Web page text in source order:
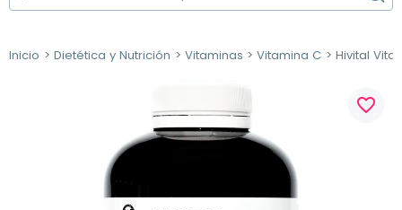
Inicio Dietética y Nutrición Vitaminas Vitamina C Hivital
favorite_border